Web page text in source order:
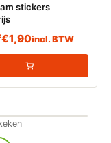
stickers
€1,90incl. BTW